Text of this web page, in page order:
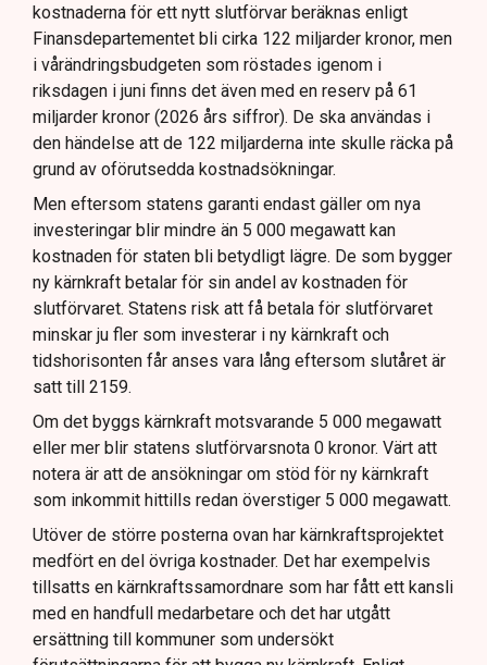
kostnaderna för ett nytt slutförvar beräknas enligt
Finansdepartementet bli cirka 122 miljarder kronor, men
i vårändringsbudgeten som röstades igenom i
riksdagen i juni finns det även med en reserv på 61
miljarder kronor (2026 års siffror). De ska användas i
den händelse att de 122 miljarderna inte skulle räcka på
grund av oförutsedda kostnadsökningar.
Men eftersom statens garanti endast gäller om nya
investeringar blir mindre än 5 000 megawatt kan
kostnaden för staten bli betydligt lägre. De som bygger
ny kärnkraft betalar för sin andel av kostnaden för
slutförvaret. Statens risk att få betala för slutförvaret
minskar ju fler som investerar i ny kärnkraft och
tidshorisonten får anses vara lång eftersom slutåret är
satt till 2159.
Om det byggs kärnkraft motsvarande 5 000 megawatt
eller mer blir statens slutförvarsnota 0 kronor. Värt att
notera är att de ansökningar om stöd för ny kärnkraft
som inkommit hittills redan överstiger 5 000 megawatt.
Utöver de större posterna ovan har kärnkraftsprojektet
medfört en del övriga kostnader. Det har exempelvis
tillsatts en kärnkraftssamordnare som har fått ett kansli
med en handfull medarbetare och det har utgått
ersättning till kommuner som undersökt